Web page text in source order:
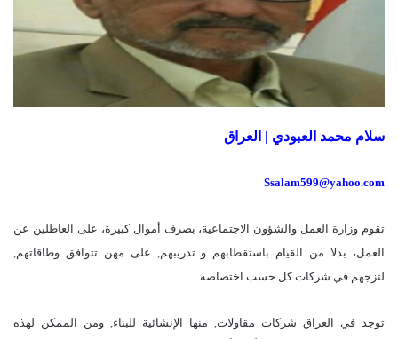
سلام محمد العبودي | العراق
Ssalam599@yahoo.com
تقوم وزارة العمل والشؤون الاجتماعية، بصرف أموال كبيرة، على العاطلين عن
العمل، بدلا من القيام باستقطابهم و تدريبهم, على مهن تتوافق وطاقاتهم,
لتزجهم في شركات كل حسب اختصاصه.
توجد في العراق شركات مقاولات, منها الإنشائية للبناء, ومن الممكن لهذه